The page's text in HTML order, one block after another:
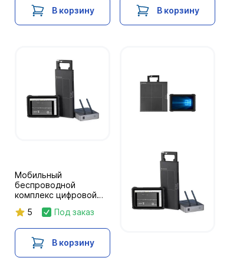
В корзину В корзину
Мобильный
беспроводной
комплекс цифровой
1030
5 Под заказ
В корзину